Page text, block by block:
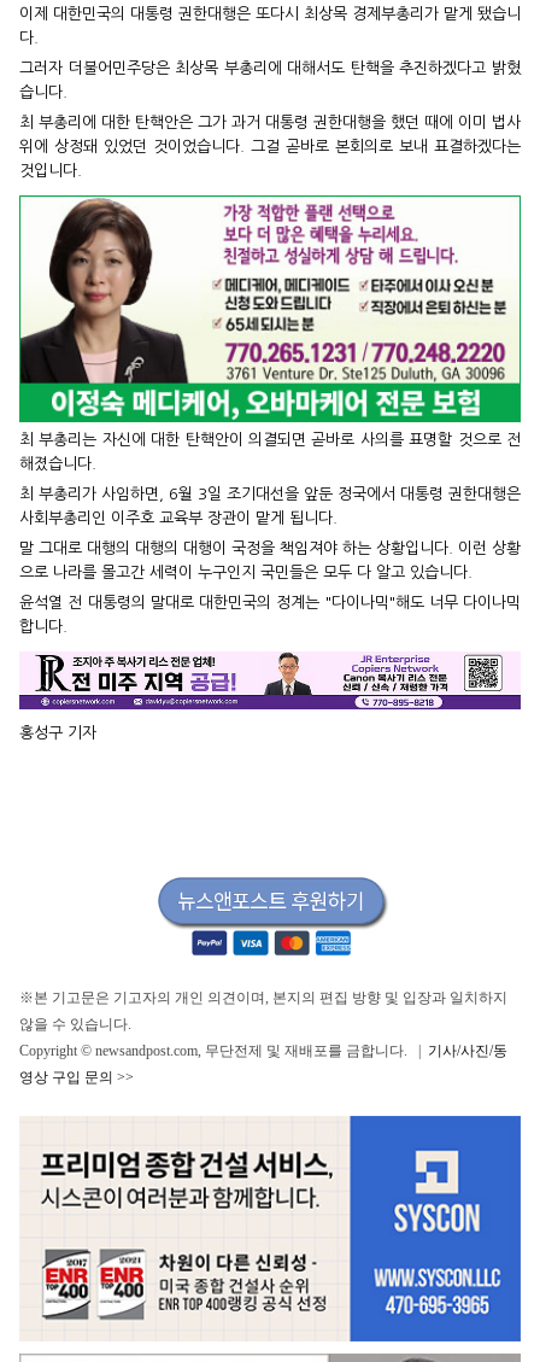
이제 대한민국의 대통령 권한대행은 또다시 최상목 경제부총리가 맡게 됐습니
다.
그러자 더불어민주당은 최상목 부총리에 대해서도 탄핵을 추진하겠다고 밝혔
습니다.
최 부총리에 대한 탄핵안은 그가 과거 대통령 권한대행을 했던 때에 이미 법사
위에 상정돼 있었던 것이었습니다. 그걸 곧바로 본회의로 보내 표결하겠다는
것입니다.
최 부총리는 자신에 대한 탄핵안이 의결되면 곧바로 사의를 표명할 것으로 전
해졌습니다.
최 부총리가 사임하면, 6월 3일 조기대선을 앞둔 정국에서 대통령 권한대행은
사회부총리인 이주호 교육부 장관이 맡게 됩니다.
말 그대로 대행의 대행의 대행이 국정을 책임져야 하는 상황입니다. 이런 상황
으로 나라를 몰고간 세력이 누구인지 국민들은 모두 다 알고 있습니다.
윤석열 전 대통령의 말대로 대한민국의 정계는 "다이나믹"해도 너무 다이나믹
합니다.
홍성구 기자
※본 기고문은 기고자의 개인 의견이며, 본지의 편집 방향 및 입장과 일치하지
않을 수 있습니다.
Copyright © newsandpost.com, 무단전제 및 재배포를 금합니다. | 기사/사진/동
영상 구입 문의 >>